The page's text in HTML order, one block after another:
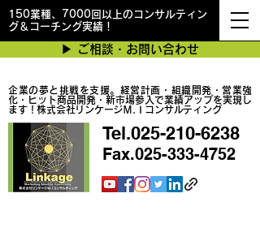
150業種、7000回以上のコンサルティン
グ＆コーチング実績！
企業の夢と挑戦を支援。経営計画・組織開発・営業強
化・ヒット商品開発・新市場参入で業績アップを実現し
ます！株式会社リンケージＭ.Ｉコンサルティング
▶︎ ご相談・お問い合わせ
Tel.025-210-6238
Fax.025-333-4752